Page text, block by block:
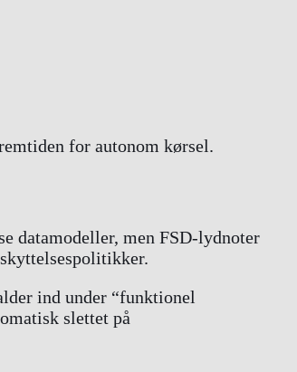
for autonom kørsel.
datamodeller, men FSD-lydnoter
ind under “funktionel
slettet på